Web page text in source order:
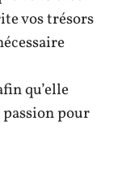
vos trésors
qu’elle
pour